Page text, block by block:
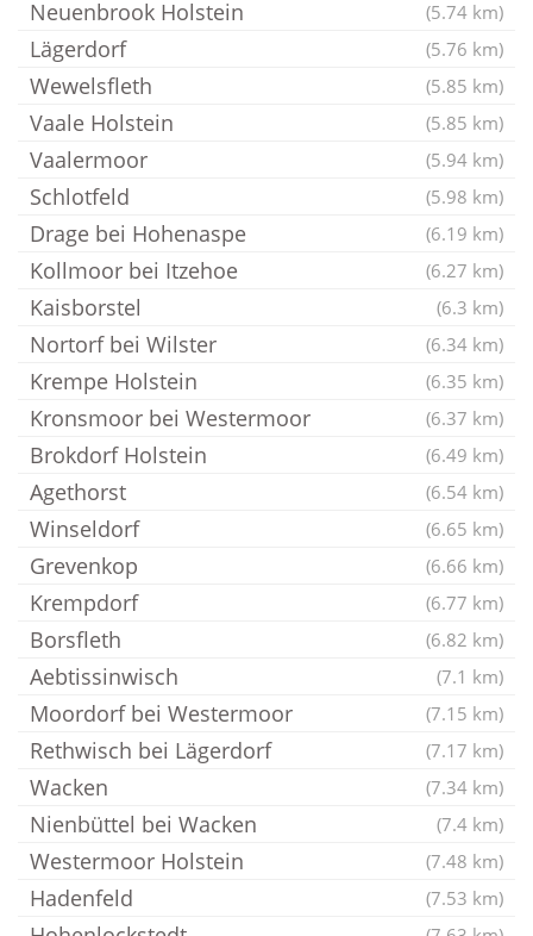
Neuenbrook Holstein (5.74 km)
Lägerdorf (5.76 km)
Wewelsfleth (5.85 km)
Vaale Holstein (5.85 km)
Vaalermoor (5.94 km)
Schlotfeld (5.98 km)
Drage bei Hohenaspe (6.19 km)
Kollmoor bei Itzehoe (6.27 km)
Kaisborstel (6.3 km)
Nortorf bei Wilster (6.34 km)
Krempe Holstein (6.35 km)
Kronsmoor bei Westermoor (6.37 km)
Brokdorf Holstein (6.49 km)
Agethorst (6.54 km)
Winseldorf (6.65 km)
Grevenkop (6.66 km)
Krempdorf (6.77 km)
Borsfleth (6.82 km)
Aebtissinwisch (7.1 km)
Moordorf bei Westermoor (7.15 km)
Rethwisch bei Lägerdorf (7.17 km)
Wacken (7.34 km)
Nienbüttel bei Wacken (7.4 km)
Westermoor Holstein (7.48 km)
Hadenfeld (7.53 km)